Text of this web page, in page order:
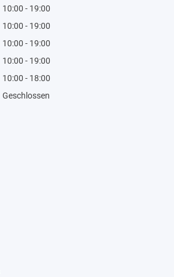
10:00 - 19:00
10:00 - 19:00
10:00 - 19:00
10:00 - 19:00
10:00 - 18:00
Geschlossen